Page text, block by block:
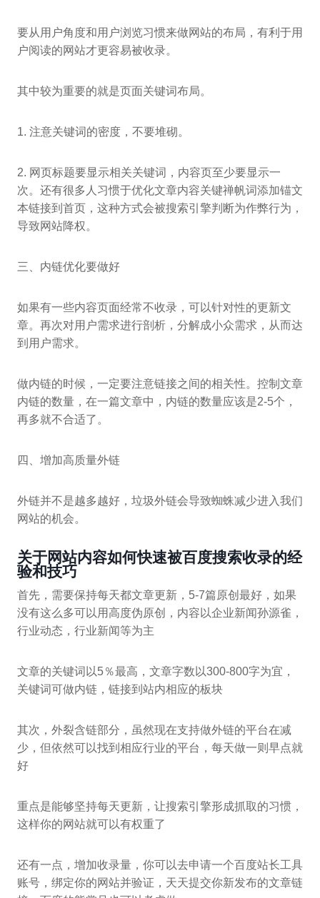
要从用户角度和用户浏览习惯来做网站的布局，有利于用
户阅读的网站才更容易被收录。
其中较为重要的就是页面关键词布局。
1. 注意关键词的密度，不要堆砌。
2. 网页标题要显示相关关键词，内容页至少要显示一
次。还有很多人习惯于优化文章内容关键禅帆词添加锚文
本链接到首页，这种方式会被搜索引擎判断为作弊行为，
导致网站降权。
三、内链优化要做好
如果有一些内容页面经常不收录，可以针对性的更新文
章。再次对用户需求进行剖析，分解成小众需求，从而达
到用户需求。
做内链的时候，一定要注意链接之间的相关性。控制文章
内链的数量，在一篇文章中，内链的数量应该是2-5个，
再多就不合适了。
四、增加高质量外链
外链并不是越多越好，垃圾外链会导致蜘蛛减少进入我们
网站的机会。
关于网站内容如何快速被百度搜索收录的经
验和技巧
首先，需要保持每天都文章更新，5-7篇原创最好，如果
没有这么多可以用高度伪原创，内容以企业新闻孙源雀，
行业动态，行业新闻等为主
文章的关键词以5％最高，文章字数以300-800字为宜，
关键词可做内链，链接到站内相应的板块
其次，外裂含链部分，虽然现在支持做外链的平台在减
少，但依然可以找到相应行业的平台，每天做一则早点就
好
重点是能够坚持每天更新，让搜索引擎形成抓取的习惯，
这样你的网站就可以有权重了
还有一点，增加收录量，你可以去申请一个百度站长工具
账号，绑定你的网站并验证，天天提交你新发布的文章链